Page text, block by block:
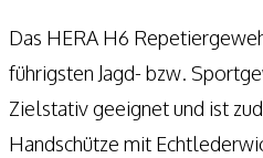
Das HERA H6
führigsten Jagd- bzw.
Zielstativ geeignet und ist
Handschütze mit